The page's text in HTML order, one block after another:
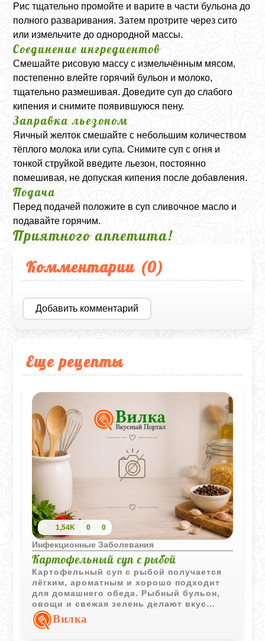
Рис тщательно промойте и варите в части бульона до
полного разваривания. Затем протрите через сито
или измельчите до однородной массы.
Соединение ингредиентов
Смешайте рисовую массу с измельчённым мясом,
постепенно влейте горячий бульон и молоко,
тщательно размешивая. Доведите суп до слабого
кипения и снимите появившуюся пену.
Заправка льезоном
Яичный желток смешайте с небольшим количеством
тёплого молока или супа. Снимите суп с огня и
тонкой струйкой введите льезон, постоянно
помешивая, не допуская кипения после добавления.
Подача
Перед подачей положите в суп сливочное масло и
подавайте горячим.
Приятного аппетита!
Комментарии (0)
Добавить комментарий
Еще рецепты
1,54K 0 0
Инфекционные Заболевания
Картофельный суп с рыбой
Картофельный суп с рыбой получается
лёгким, ароматным и хорошо подходит
для домашнего обеда. Рыбный бульон,
овощи и свежая зелень делают вкус
насыщенным и сбалансированным.
Вилка